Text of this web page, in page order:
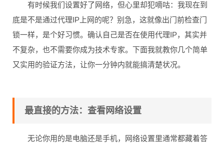
有时候我们设置好了网络，但心里却犯嘀咕：我现在到
底是不是通过代理IP上网的呢？别急，这就像出门前检查门
锁一样，是个好习惯。确认自己是否在使用代理IP，其实并
不复杂，也不需要你成为技术专家。下面我就教你几个简单
又实用的验证方法，让你一分钟内就能搞清楚状况。
最直接的方法：查看网络设置
无论你用的是电脑还是手机，网络设置里通常都藏着答